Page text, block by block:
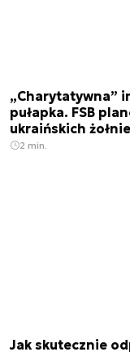
„Charytatywna”
pułapka. FSB
ukraińskich
2 min.
Jak skutecznie